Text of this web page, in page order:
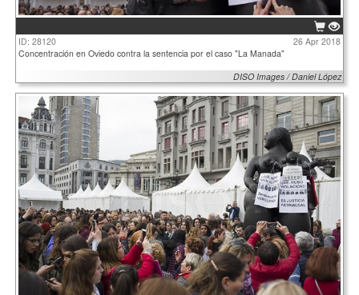
ID: 28120
26 Apr 2018
Concentración en Oviedo contra la sentencia por el caso "La Manada"
DISO Images / Daniel López